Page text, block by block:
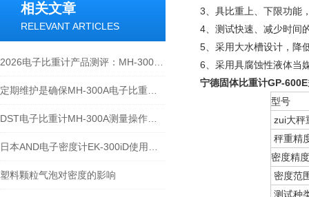
相关文章
RELEVANT ARTICLES
塑料颗粒气泡对密度的影响
3、具比重上、下限功能
4、测试快速、减少时间
5、采用大水槽设计，降
6、采用具腐蚀性液体当
宁德固体比重计GP-600E
型号
zui大秤
秤重精
密度精度
密度范
测试种